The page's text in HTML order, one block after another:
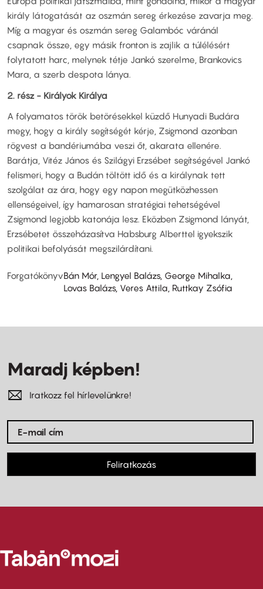
király látogatását az oszmán sereg érkezése zavarja meg.
Míg a magyar és oszmán sereg Galambóc váránál
csapnak össze, egy másik fronton is zajlik a túlélésért
folytatott harc, melynek tétje Jankó szerelme, Brankovics
Mara, a szerb despota lánya.
2. rész - Királyok Királya
A folyamatos török betörésekkel küzdő Hunyadi Budára
megy, hogy a király segítségét kérje, Zsigmond azonban
rögvest a bandériumába veszi őt, akarata ellenére.
Barátja, Vitéz János és Szilágyi Erzsébet segítségével Jankó
felismeri, hogy a Budán töltött idő és a királynak tett
szolgálat az ára, hogy egy napon megütközhessen
ellenségeivel, így hamarosan stratégiai tehetségével
Zsigmond legjobb katonája lesz. Eközben Zsigmond lányát,
Erzsébetet összeházasítva Habsburg Alberttel igyekszik
politikai befolyását megszilárdítani.
ForgatókönyvBán Mór, Lengyel Balázs, George Mihalka,
Lovas Balázs, Veres Attila, Ruttkay Zsófia
Maradj képben!
Iratkozz fel hírlevelünkre!
Feliratkozás